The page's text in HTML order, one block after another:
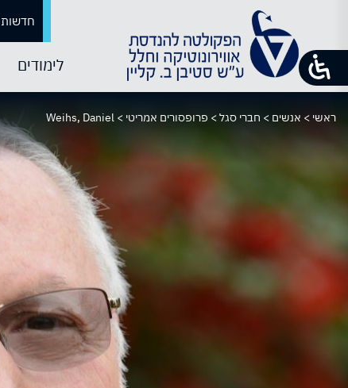
חדשות
לימודים
ראשי > אנשים > חברי סגל> פרופסורים אמריטי >
Weihs, Daniel